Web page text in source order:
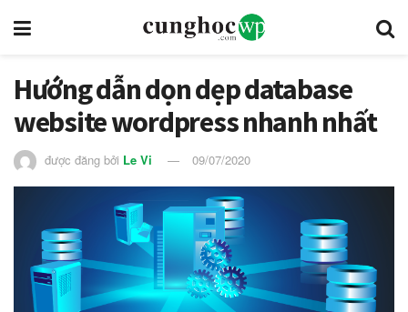
Hướng dẫn dọn dẹp database
website wordpress nhanh nhất
được đăng bởi Le Vi 09/07/2020